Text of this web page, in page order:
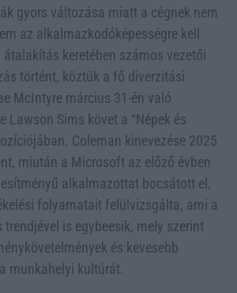
gyors változása miatt a cégnek nem
az alkalmazkodóképességre kell
átalakítás keretében számos vezetői
történt, köztük a fő diverzitási
McIntyre március 31-én való
Lawson Sims követ a “Népek és
Coleman kinevezése 2025
miután a Microsoft az előző évben
alkalmazottat bocsátott el,
folyamatait felülvizsgálta, ami a
is egybeesik, mely szerint
és kevesebb
munkahelyi kultúrát.